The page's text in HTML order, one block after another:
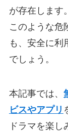
が存在します。
このような危
も、安全に利
でしょう。
本記事では、
ビスやアプリ
ドラマを楽し